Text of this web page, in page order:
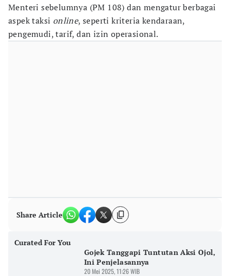
Menteri sebelumnya (PM 108) dan mengatur berbagai
aspek taksi online, seperti kriteria kendaraan,
pengemudi, tarif, dan izin operasional.
Share Article
Curated For You
Gojek Tanggapi Tuntutan Aksi Ojol,
Ini Penjelasannya
20 Mei 2025, 11:26 WIB